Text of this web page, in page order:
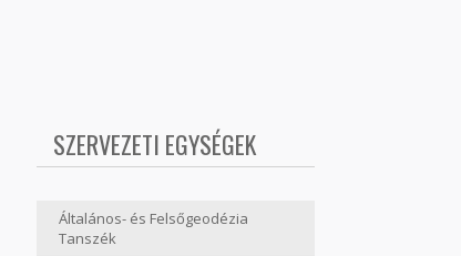
SZERVEZETI EGYSÉGEK
Általános- és Felsőgeodézia
Tanszék